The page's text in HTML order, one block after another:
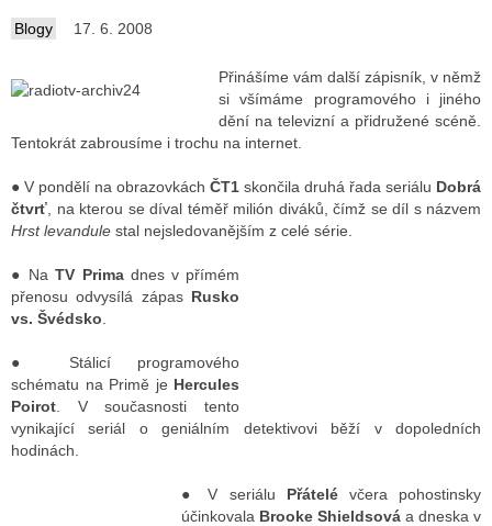
RÁDIÍ
RÁDIÍ
VYSÍLAČE
TELEVIZÍ
INTERNET
Blogy 17. 6. 2008
Přinášíme vám další zápisník, v němž
si všímáme programového i jiného
dění na televizní a přidružené scéně.
Tentokrát zabrousíme i trochu na internet.
● V pondělí na obrazovkách ČT1 skončila druhá řada seriálu Dobrá
čtvrť , na kterou se díval téměř milión diváků, čímž se díl s názvem
Hrst levandule stal nejsledovanějším z celé série.
● NaTV Prima dnes v přímém
přenosu odvysílá zápas Rusko
vs. Švédsko
● Stálicí programového
schématu na Primě je Hercules
Poirot . V současnosti tento
vynikající seriál o geniálním detektivovi běží v dopoledních
hodinách.
● V seriálu Přátelévčera pohostinsky
účinkovala Brooke Shieldsová a dneska v